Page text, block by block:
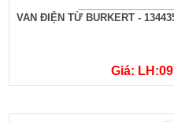
VAN ĐIỆN TỪ BURKERT -
Giá: